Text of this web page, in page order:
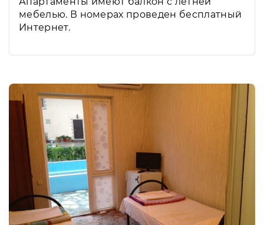
мебелью. В номерах проведен бесплатный
Интернет.